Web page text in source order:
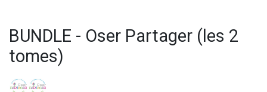
BUNDLE - Oser Partager (les 2
tomes)